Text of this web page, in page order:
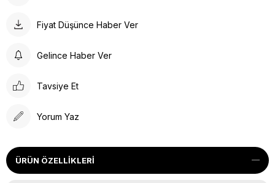
Fiyat Düşünce Haber Ver
Gelince Haber Ver
Tavsiye Et
Yorum Yaz
ÜRÜN ÖZELLIKLERI